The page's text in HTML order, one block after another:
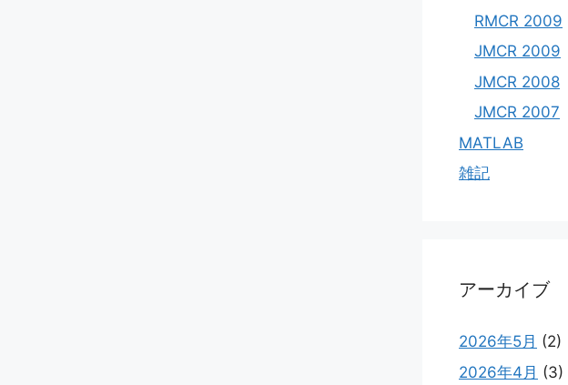
RMCR 2009
JMCR 2009
JMCR 2008
JMCR 2007
MATLAB
雑記
アーカイブ
2026年5月 (2)
2026年4月 (3)